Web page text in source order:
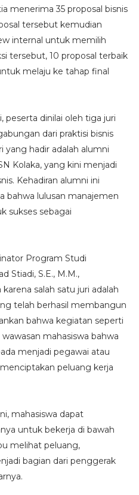
menerima 35 proposal bisnis
tersebut kemudian
internal untuk memilih
tersebut, 10 proposal terbaik
melaju ke tahap final
peserta dinilai oleh tiga juri
dari praktisi bisnis
yang hadir adalah alumni
Kolaka, yang kini menjadi
Kehadiran alumni ini
bahwa lulusan manajemen
sukses sebagai
Program Studi
Stiadi, S.E., M.M.,
salah satu juri adalah
telah berhasil membangun
bahwa kegiatan seperti
mahasiswa bahwa
menjadi pegawai atau
peluang kerja
mahasiswa dapat
untuk bekerja di bawah
melihat peluang,
bagian dari penggerak